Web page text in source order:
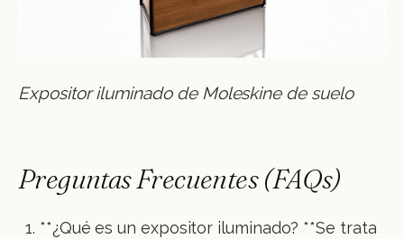
Expositor iluminado de Moleskine de suelo
Preguntas Frecuentes (FAQs)
**¿Qué es un expositor iluminado? **Se trata